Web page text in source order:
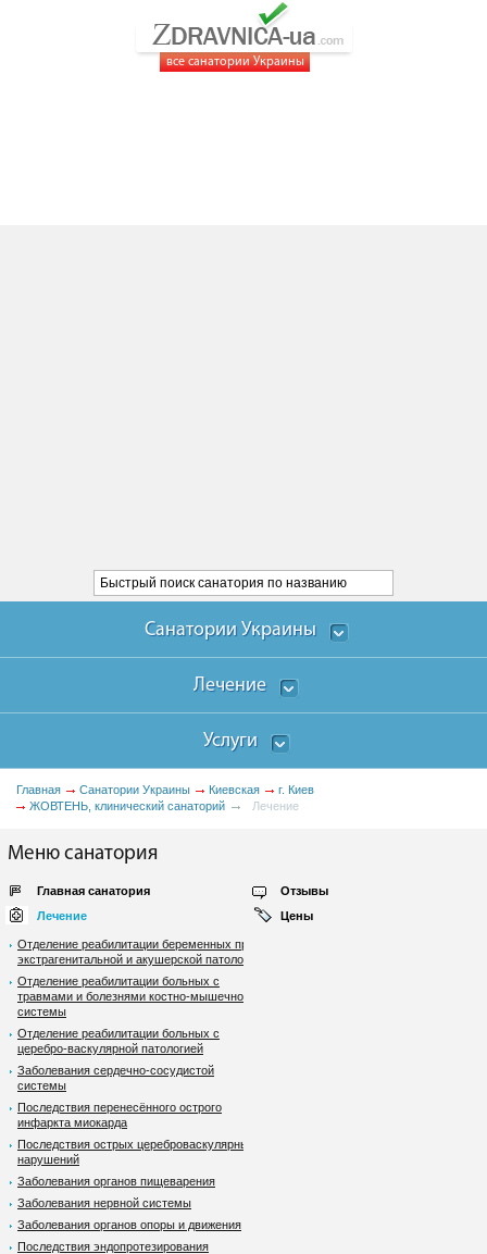
все санатории Украины
Санатории Украины
Лечение
Услуги
Главная Санатории Украины Киевская
г. Киев
ЖОВТЕНЬ, клинический санаторий
Лечение
Меню санатория
Главная санатория
Отзывы
Лечение
Отделение реабилитации беременных при
экстрагенитальной и акушерской патологии
Отделение реабилитации больных с
травмами и болезнями костно-мышечной
системы
Отделение реабилитации больных с
церебро-васкулярной патологией
Заболевания сердечно-сосудистой
системы
Последствия перенесённого острого
инфаркта миокарда
Последствия острых цереброваскулярных
нарушений
Заболевания органов пищеварения
Заболевания нервной системы
Заболевания органов опоры и движения
Последствия эндопротезирования
Цены